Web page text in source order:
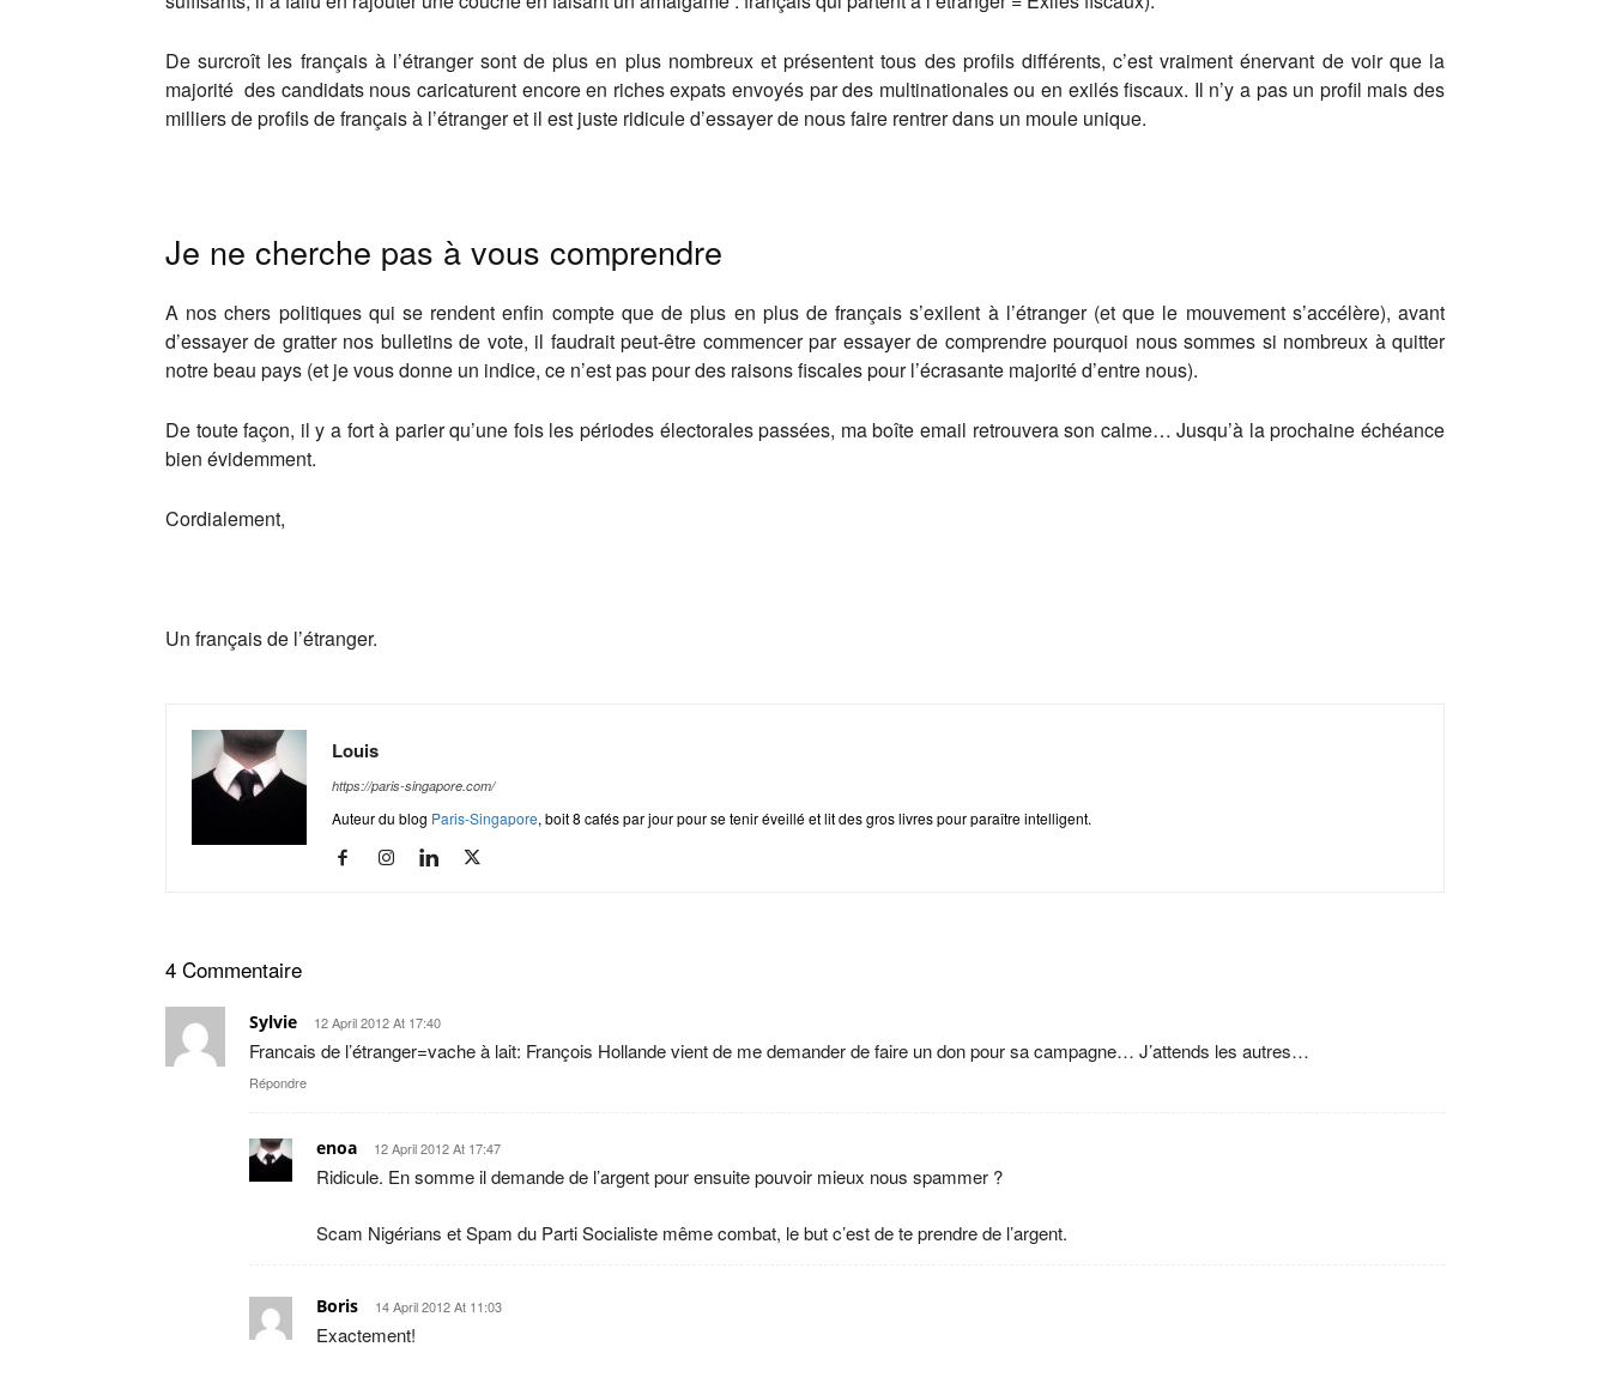
De surcroît les français à l’étranger sont de plus en plus nombreux et présentent tous des profils différents, c’est vraiment énervant de voir que la
majorité des candidats nous caricaturent encore en riches expats envoyés par des multinationales ou en exilés fiscaux. Il n’y a pas un profil mais des
milliers de profils de français à l’étranger et il est juste ridicule d’essayer de nous faire rentrer dans un moule unique.
Je ne cherche pas à vous comprendre
A nos chers politiques qui se rendent enfin compte que de plus en plus de français s’exilent à l’étranger (et que le mouvement s’accélère), avant
d’essayer de gratter nos bulletins de vote, il faudrait peut-être commencer par essayer de comprendre pourquoi nous sommes si nombreux à quitter
notre beau pays (et je vous donne un indice, ce n’est pas pour des raisons fiscales pour l’écrasante majorité d’entre nous).
De toute façon, il y a fort à parier qu’une fois les périodes électorales passées, ma boîte email retrouvera son calme… Jusqu’à la prochaine échéance
bien évidemment.
Cordialement,
Un français de l’étranger.
Louis
https://paris-singapore.com/
Auteur du blog Paris-Singapore, boit 8 cafés par jour pour se tenir éveillé et lit des gros livres pour paraître intelligent.
4 Commentaire
Sylvie 12 April 2012 At 17:40
Francais de l’étranger=vache à lait: François Hollande vient de me demander de faire un don pour sa campagne… J’attends les autres…
Répondre
enoa 12 April 2012 At 17:47
Ridicule. En somme il demande de l’argent pour ensuite pouvoir mieux nous spammer ?
Scam Nigérians et Spam du Parti Socialiste même combat, le but c’est de te prendre de l’argent.
Boris 14 April 2012 At 11:03
Exactement!